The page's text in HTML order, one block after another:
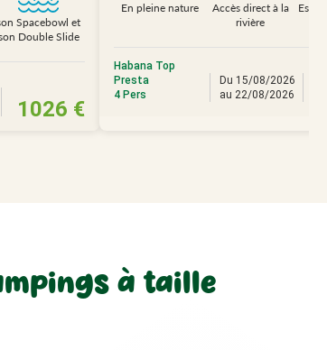
Spacebowl et
Double Slide
1026 €
En pleine nature
Accès direct à la
rivière
Habana Top
Presta
4 Pers
Du 15/08/2026
au 22/08/2026
à taille